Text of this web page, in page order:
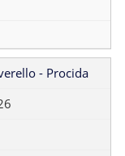
- Procida